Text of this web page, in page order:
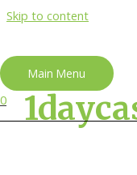
Skip to content
Main Menu
0